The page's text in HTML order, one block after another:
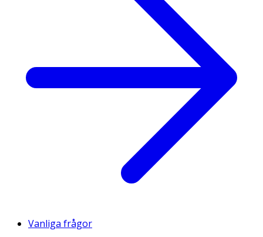
Vanliga frågor